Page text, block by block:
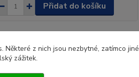
Přidat do košíku
Některé z nich jsou nezbytné, zatímco jiné
zážitek.